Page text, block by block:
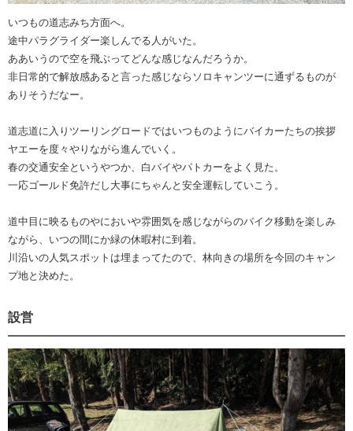
いつもの道志みち方面へ。
途中パラグライダー楽しんでる人がいた。
ああいうので空を飛ぶってどんな感じなんだろうか。
非日常的で解放感あると言った感じならソロキャンツーに通ずるものが
ありそうだなー。
道志道に入りツーリングロードではいつものようにバイカーたちの挨拶
ヤエーを度々やりながら進んでいく。
春の交通安全というやつか、白バイやパトカーをよく見た。
一応ゴールド免許だし大事にちゃんと安全運転していこう。
道中目に映るものやにおいや雰囲気を感じながらのバイク移動を楽しみ
ながら、いつの間にか緑の休暇村に到着。
川沿いの人気スポットは埋まってたので、林向きの場所を今回のキャン
プ地と決めた。
設営